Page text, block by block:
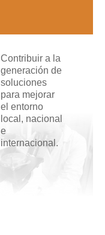
Contribuir a la
generación de
soluciones
para mejorar
el entorno
local, nacional
e
internacional.